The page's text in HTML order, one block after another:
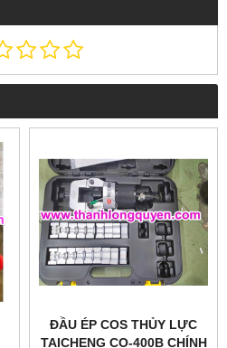
ĐẦU ÉP COS THỦY LỰC
TAICHENG CO-400B CHÍNH